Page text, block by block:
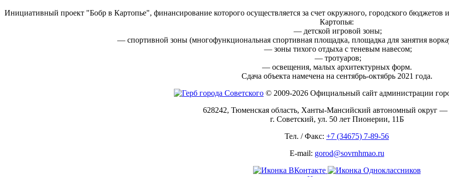
Инициативный проект "Бобр в Картопье", финансирование которого осуществляется за счет окружного, городского
Картопья:
— детской игровой зоны;
— спортивной зоны (многофункциональная спортивная площадка, площадка для занятия
— зоны тихого отдыха с теневым навесом;
— тротуаров;
— освещения, малых архитектурных форм.
Сдача объекта намечена на сентябрь-октябрь 2021 года.
© 2009-2026 Официальный сайт администрации
628242, Тюменская область, Ханты-Мансийский автономный округ
г. Советский, ул. 50 лет Пионерии, 11Б
Тел. / Факс: +7 (34675) 7-89-56
E-mail: gorod@sovrnhmao.ru